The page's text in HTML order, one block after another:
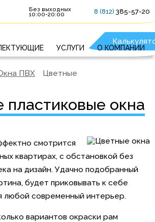
8 (812) 385-57-20
Без выходных
10:00-20:00
УСЛУГИ О КОМПАНИИ
ПВХ Цветные
пластиковые окна
смотрится
квартирах, с обстановкой без
на дизайн. Удачно подобранный
будет приковывать к себе
любой современный интерьер.
вариантов окраски рам